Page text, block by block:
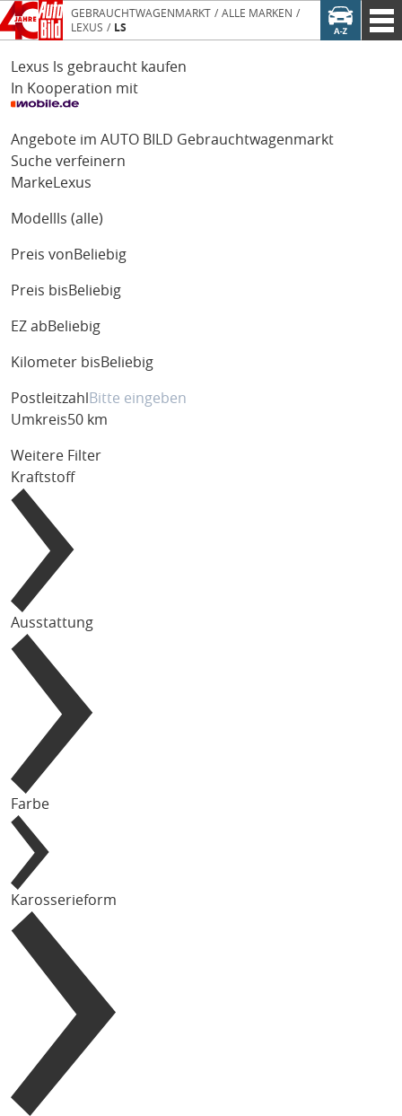
GEBRAUCHTWAGENMARKT
ALLE MARKEN
LEXUS
LS
Lexus ls gebraucht kaufen
In Kooperation mit
Angebote im AUTO BILD Gebrauchtwagenmarkt
Suche verfeinern
MarkeLexus
Modell ls (alle)
Preis von Beliebig
Preis bis Beliebig
EZ ab Beliebig
Kilometer bis Beliebig
Postleitzahl
Umkreis50 km
Weitere Filter
Kraftstoff
Ausstattung
Farbe
Karosserieform